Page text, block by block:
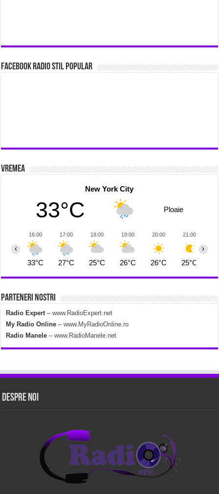
Facebook Radio Stil Popular
Vremea
New York City
33°C Ploaie
16:00
33°C
17:00
27°C
18:00
25°C
19:00
26°C
20:00
26°C
21:00
25°C
‹ ›
Parteneri Nostri
Radio Expert –www.RadioExpert.net
My Radio Online –www.MyRadioOnline.ro
Radio Manele–www.RadioManele.net
Despre Noi